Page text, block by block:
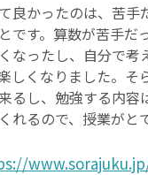
良かったのは、苦手
です。算数が苦手だ
なったし、自分で考
しくなりました。そ
るし、勉強する内容
れるので、授業がと